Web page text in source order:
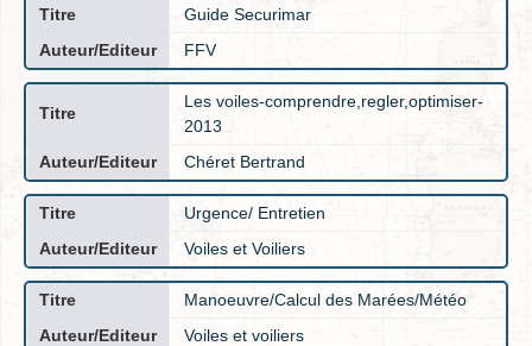
Guide Securimar
FFV
Les voiles-comprendre,regler,optimiser-
2013
Chéret Bertrand
Urgence/ Entretien
Voiles et Voiliers
Manoeuvre/Calcul des Marées/Météo
Voiles et voiliers